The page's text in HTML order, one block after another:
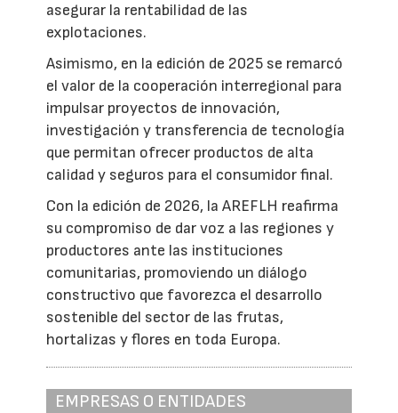
asegurar la rentabilidad de las
explotaciones.
Asimismo, en la edición de 2025 se remarcó
el valor de la cooperación interregional para
impulsar proyectos de innovación,
investigación y transferencia de tecnología
que permitan ofrecer productos de alta
calidad y seguros para el consumidor final.
Con la edición de 2026, la AREFLH reafirma
su compromiso de dar voz a las regiones y
productores ante las instituciones
comunitarias, promoviendo un diálogo
constructivo que favorezca el desarrollo
sostenible del sector de las frutas,
hortalizas y flores en toda Europa.
EMPRESAS O ENTIDADES